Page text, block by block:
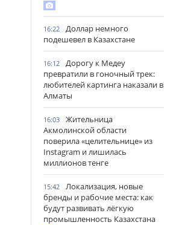
16:22
Доллар немного
подешевел в Казахстане
16:12
Дорогу к Медеу
превратили в гоночный трек:
любителей картинга наказали в
Алматы
16:03
Жительница
Акмолинской области
поверила «целительнице» из
Instagram и лишилась
миллионов тенге
15:42
Локализация, новые
бренды и рабочие места: как
будут развивать лёгкую
промышленность Казахстана